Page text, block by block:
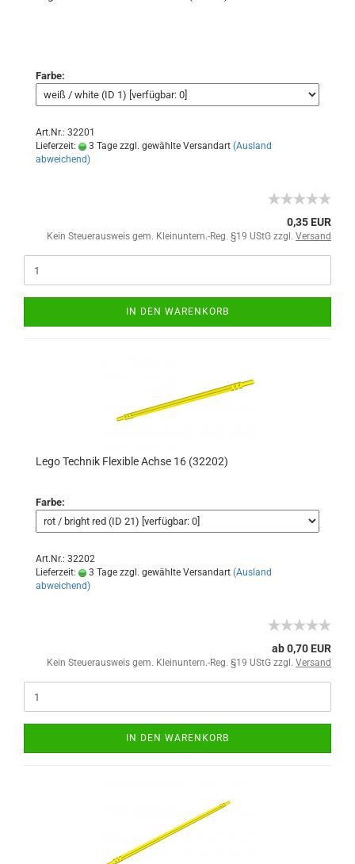
Farbe:
Art.Nr.: 32201
Lieferzeit:
3 Tage zzgl. gewählte Versandart (Ausland
abweichend)
0,35 EUR
Kein Steuerausweis gem. Kleinuntern.-Reg. §19 UStG zzgl. Versand
IN DEN WARENKORB
Lego Technik Flexible Achse 16 (32202)
Farbe:
Art.Nr.: 32202
Lieferzeit:
3 Tage zzgl. gewählte Versandart (Ausland
abweichend)
ab 0,70 EUR
Kein Steuerausweis gem. Kleinuntern.-Reg. §19 UStG zzgl. Versand
IN DEN WARENKORB